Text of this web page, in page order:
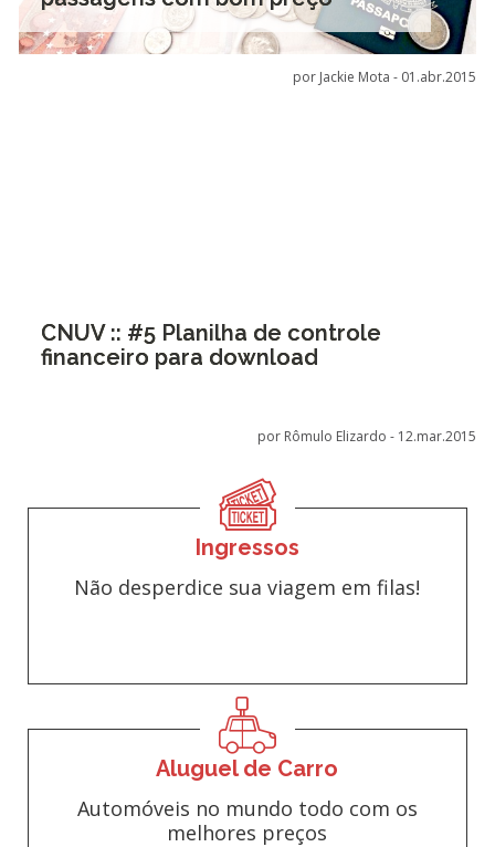
por Jackie Mota - 01.abr.2015
CNUV :: #5 Planilha de controle
financeiro para download
por Rômulo Elizardo - 12.mar.2015
Ingressos
Não desperdice sua viagem em filas!
Aluguel de Carro
Automóveis no mundo todo com os
melhores preços